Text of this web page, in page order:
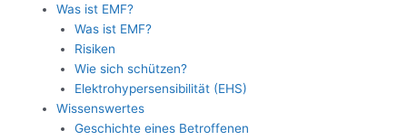
Was ist EMF?
Was ist EMF?
Risiken
Wie sich schützen?
Elektrohypersensibilität (EHS)
Wissenswertes
Geschichte eines Betroffenen